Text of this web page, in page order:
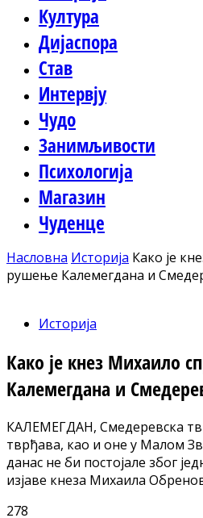
Култура
Дијаспора
Став
Интервју
Чудо
Занимљивости
Психологија
Магазин
Чуденце
Насловна Историја Како је
рушење Калемегдана и
Историја
Како је кнез Михаило
Калемегдана и
КАЛЕМЕГДАН, Смедеревска
тврђава, као и оне у Малом
данас не би постојале због
изјаве кнеза Михаила
278